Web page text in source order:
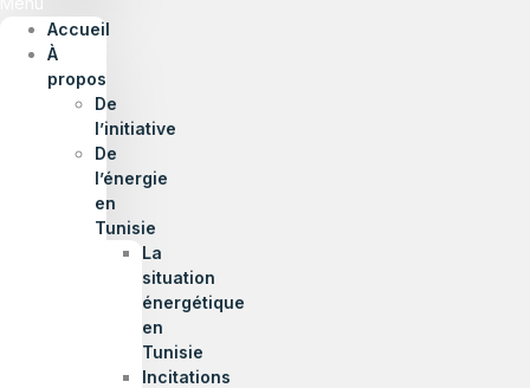
Accueil
À
propos
De
l’initiative
De
l’énergie
en
Tunisie
La
situation
énergétique
en
Tunisie
Incitations